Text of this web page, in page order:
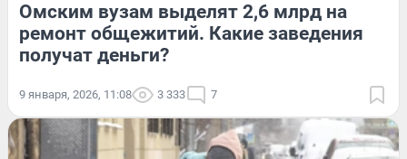
Омским вузам выделят 2,6 млрд на
ремонт общежитий. Какие заведения
получат деньги?
9 января, 2026, 11:08 3 333 7